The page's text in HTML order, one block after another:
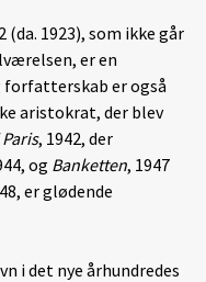
(da. 1923), som ikke går
er en
forfatterskab er også
aristokrat, der blev
, 1942, der
og Banketten, 1947
er glødende
i det nye århundredes